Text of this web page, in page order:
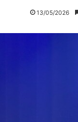
13/05/2026